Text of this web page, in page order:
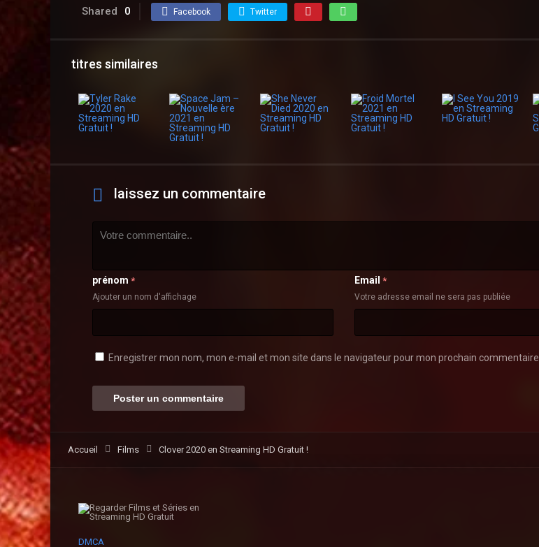
Shared 0 Facebook Twitter
titres similaires
laissez un commentaire
prénom *
Ajouter un nom d'affichage
Email *
Votre adresse email ne sera pas publiée
Enregistrer mon nom, mon e-mail et mon site dans le navigateur pour mon prochain commentaire.
Accueil Films Clover 2020 en Streaming HD Gratuit !
DMCA